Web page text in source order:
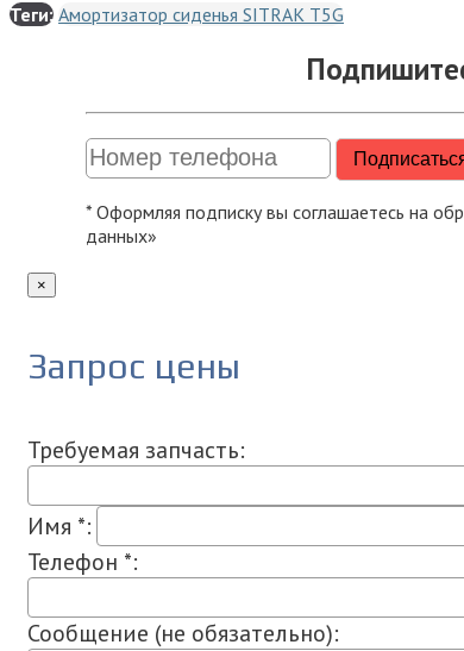
Теги: Амортизатор сиденья SITRAK T5G
* Оформляя подписку вы соглашаетесь на
данных»
×
Запрос цены
Требуемая запчасть:
Имя *:
Телефон *:
Сообщение (не обязательно):